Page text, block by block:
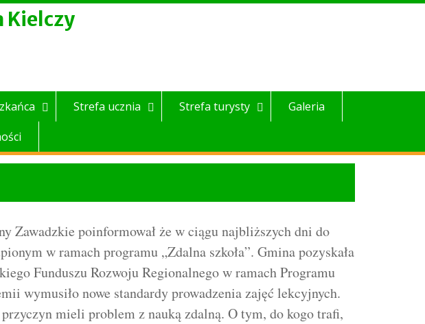
Kielczy
Strefa ucznia Strefa turysty
Galeria
Zawadzkie poinformował że w ciągu najbliższych dni do
w ramach programu „Zdalna szkoła”. Gmina pozyskała
Funduszu Rozwoju Regionalnego w ramach Programu
wymusiło nowe standardy prowadzenia zajęć lekcyjnych.
mieli problem z nauką zdalną. O tym, do kogo trafi,